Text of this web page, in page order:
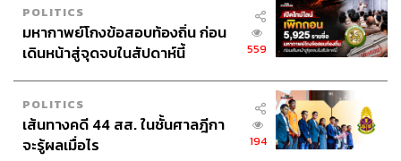
POLITICS
มหากาพย์โกงข้อสอบท้องถิ่น ก่อน
เดินหน้าสู่จุดจบในสัปดาห์นี้
559
POLITICS
เส้นทางคดี 44 สส. ในชั้นศาลฎีกา
จะรู้ผลเมื่อไร
194